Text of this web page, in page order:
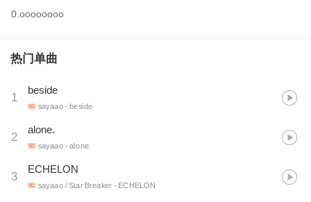
0.oooooooo
热门单曲
1
beside
sayaao- beside
2
alone.
sayaao- alone.
3
ECHELON
sayaao / Star Breaker - ECHELON